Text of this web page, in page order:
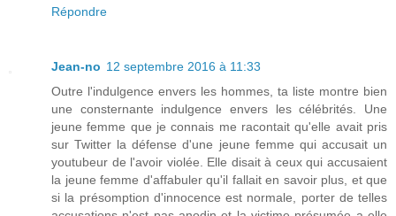
Répondre
Jean-no 12 septembre 2016 à 11:33
Outre l'indulgence envers les hommes, ta liste montre bien
une consternante indulgence envers les célébrités. Une
jeune femme que je connais me racontait qu'elle avait pris
sur Twitter la défense d'une jeune femme qui accusait un
youtubeur de l'avoir violée. Elle disait à ceux qui accusaient
la jeune femme d'affabuler qu'il fallait en savoir plus, et que
si la présomption d'innocence est normale, porter de telles